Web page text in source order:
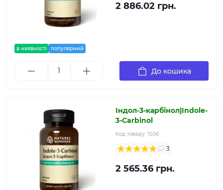
в наявності популярний
2 886.02 грн.
До кошика
Індол-3-карбінол|Indole-
3-Carbinol
Код товару: 1506
3
2 565.36 грн.